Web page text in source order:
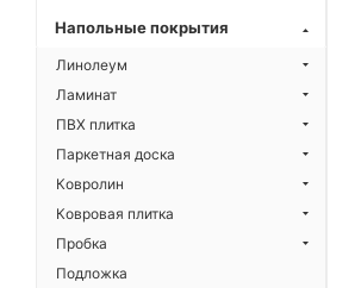
Напольные покрытия
Линолеум
Ламинат
ПВХ плитка
Паркетная доска
Ковролин
Ковровая плитка
Пробка
Подложка